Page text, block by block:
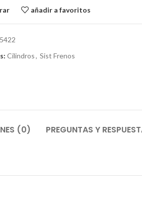
añadir a favoritos
Cilindros, Sist Frenos
(0) PREGUNTAS Y